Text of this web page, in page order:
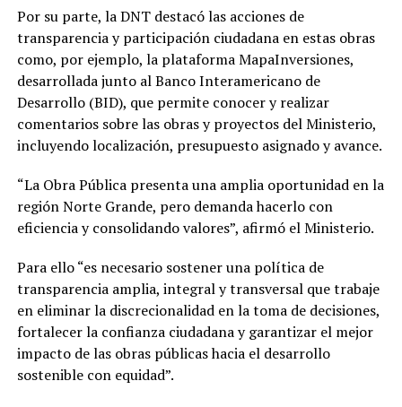
Por su parte, la DNT destacó las acciones de
transparencia y participación ciudadana en estas obras
como, por ejemplo, la plataforma MapaInversiones,
desarrollada junto al Banco Interamericano de
Desarrollo (BID), que permite conocer y realizar
comentarios sobre las obras y proyectos del Ministerio,
incluyendo localización, presupuesto asignado y avance.
“La Obra Pública presenta una amplia oportunidad en la
región Norte Grande, pero demanda hacerlo con
eficiencia y consolidando valores”, afirmó el Ministerio.
Para ello “es necesario sostener una política de
transparencia amplia, integral y transversal que trabaje
en eliminar la discrecionalidad en la toma de decisiones,
fortalecer la confianza ciudadana y garantizar el mejor
impacto de las obras públicas hacia el desarrollo
sostenible con equidad”.